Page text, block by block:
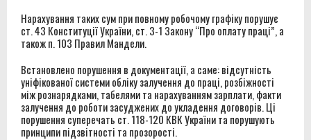
Нарахування таких сум при повному робочому графіку порушує
ст. 43 Конституції України, ст. 3-1 Закону “Про оплату праці”, а
також п. 103 Правил Мандели.
Встановлено порушення в документації, а саме: відсутність
уніфікованої системи обліку залучення до праці, розбіжності
між рознарядками, табелями та нарахуванням зарплати, факти
залучення до роботи засуджених до укладення договорів. Ці
порушення суперечать ст. 118-120 КВК України та порушують
принципи підзвітності та прозорості.